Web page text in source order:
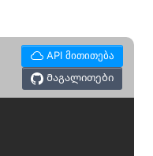
API მითითება
Მაგალითები